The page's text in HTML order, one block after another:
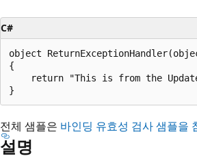
C#
object
{
return "This is from the
전체 샘플은 바인딩 유효성 검사 샘플을
설명